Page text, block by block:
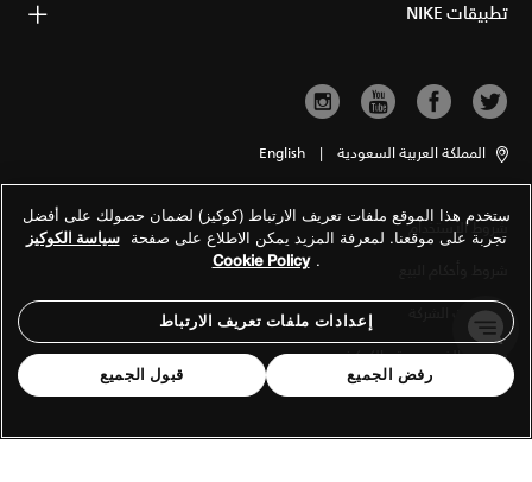
تطبيقات NIKE
المملكة العربية السعودية |
English
شروط الاستخدام
معلومات الشركة
سياسة الخصوصية والكوكيز
ستخدم هذا الموقع ملفات تعريف الارتباط (كوكيز) لضمان حصولك على أفضل
تجربة على موقعنا. لمعرفة المزيد يمكن الاطلاع على صفحة سياسة الكوكيز
.
Cookie Policy
إعدادات ملفات تعريف الارتباط
رفض الجميع قبول الجميع